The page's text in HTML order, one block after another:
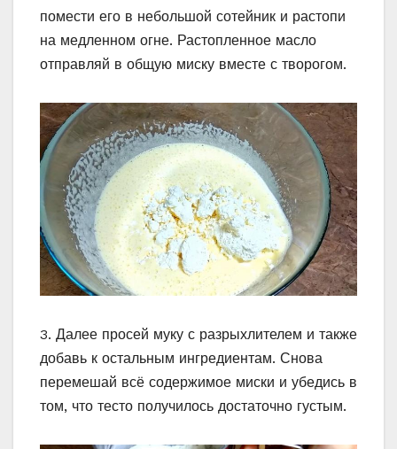
помести его в небольшой сотейник и растопи
на медленном огне. Растопленное масло
отправляй в общую миску вместе с творогом.
3. Далее просей муку с разрыхлителем и также
добавь к остальным ингредиентам. Снова
перемешай всё содержимое миски и убедись в
том, что тесто получилось достаточно густым.